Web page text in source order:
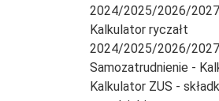
2024/2025/2026/2027
Kalkulator ryczałt
2024/2025/2026/2027
Samozatrudnienie -
Kalkulator ZUS -